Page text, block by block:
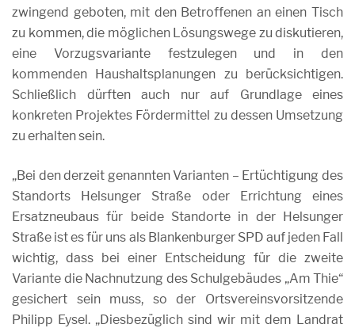
zwingend geboten, mit den Betroffenen an einen Tisch
zu kommen, die möglichen Lösungswege zu diskutieren,
eine Vorzugsvariante festzulegen und in den
kommenden Haushaltsplanungen zu berücksichtigen.
Schließlich dürften auch nur auf Grundlage eines
konkreten Projektes Fördermittel zu dessen Umsetzung
zu erhalten sein.
„Bei den derzeit genannten Varianten – Ertüchtigung des
Standorts Helsunger Straße oder Errichtung eines
Ersatzneubaus für beide Standorte in der Helsunger
Straße ist es für uns als Blankenburger SPD auf jeden Fall
wichtig, dass bei einer Entscheidung für die zweite
Variante die Nachnutzung des Schulgebäudes „Am Thie“
gesichert sein muss, so der Ortsvereinsvorsitzende
Philipp Eysel. „Diesbezüglich sind wir mit dem Landrat